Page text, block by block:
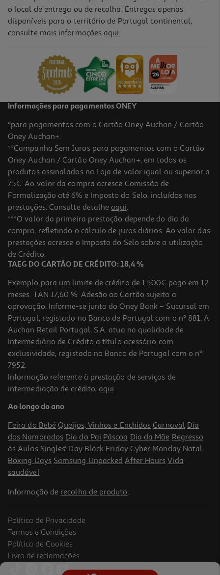
O Leão Que Temos Cá Dentro
PVP de editor
12,51 €
-2%
Livro As Minhas Emoções Tornam-Me Mais Forte De Elizabeth
Cole
10.71 €/un
10,90 € PVP de editor
10,71 €
-10%
Livro Os Pandas Que Prometeram De Rachel Bright Jim Field
12.51 €/un
PVP de editor
12,51 €
-10%
Livro O Rato Renato 7 - Não Quer Que Mama Vá Trabalhar
o local de entrega ou de recolha. Entregas apenas
disponíveis para o território de Portugal continental,
consulte mais informações aqui.
Informações para pagamentos ONEY
*para pagamentos com o Cartão Oney Auchan / Cartão
Oney Auchan+.
**Campanha Sem Juros para pagamentos com o Cartão
Oney Auchan / Cartão Oney Auchan+, em todos os
produtos assinalados na Loja de valor igual ou superior a
75€. Ao valor da compra acresce Comissão de
Formalização até 6% e Imposto do Selo, incluídos nas
prestações. Consulte detalhe aqui.
***O valor da primeira prestação depende do dia da
compra, refletindo o cálculo de juros diários. Ao valor das
prestações acresce o Imposto do Selo sobre a utilização
de Crédito.
TAEG DO CARTÃO DE CRÉDITO: 18,4 %
Exemplo para um limite de crédito de 1.500€ pago em 12
meses. TAN 17,60 %. Adesão ao Cartão sujeita a
aprovação. Informe-se junto do Oney Bank – Sucursal em
Portugal, registado no Banco de Portugal com o nº 881. A
Auchan Retail Portugal, S.A. atua na qualidade de
Intermediário de Crédito a título acessório com
exclusividade, registado no Banco de Portugal com o nº
7952.
Informação referente à prestação de serviços de
intermediação de crédito, aqui.
Ao longo do ano
Feira do Bebé Queijos, Vinhos e Enchidos Carnaval Dia
dos Namorados Dia do Pai Páscoa Dia da Mãe Regresso
às Aulas Singles' Day Black Friday Cyber Monday Natal
Boxing Days Samsung Unpacked After Hours Vida
saudável
Informação de recolha de produto.
Política de Privacidade
Termos e Condições
Política de Cookies
Livro de reclamações